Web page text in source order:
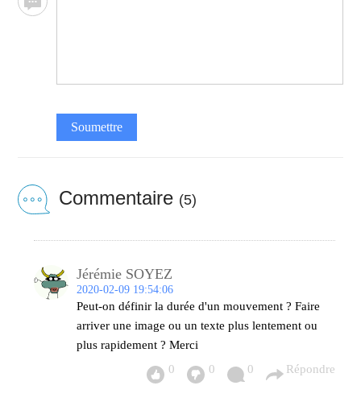
Soumettre
Commentaire (5)
Jérémie SOYEZ
2020-02-09 19:54:06
Peut-on définir la durée d'un mouvement ? Faire
arriver une image ou un texte plus lentement ou
plus rapidement ? Merci
0
0 0 Répondre